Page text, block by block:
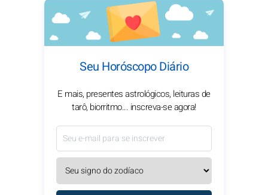
Seu Horóscopo Diário
E mais, presentes astrológicos, leituras de
tarô, biorritmo... inscreva-se agora!